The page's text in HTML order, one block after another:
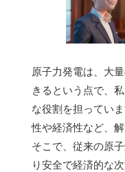
原子力発電は、大
きるという点で、
な役割を担ってい
性や経済性など、
そこで、従来の原
り安全で経済的な